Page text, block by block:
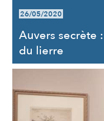
26/05/2020
Auvers secrète
du lierre